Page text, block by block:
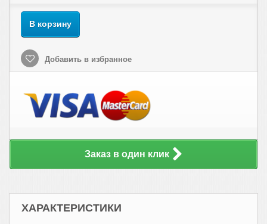
В корзину
Добавить в избранное
Заказ в один клик
ХАРАКТЕРИСТИКИ